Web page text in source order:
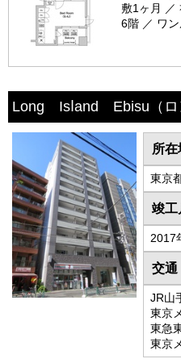
敷1ヶ月 ／
6階 ／ ワ
Long Isⅼand Ebisu （
所在
東京
竣工
2017
交通
JR山
東京
東急
東京